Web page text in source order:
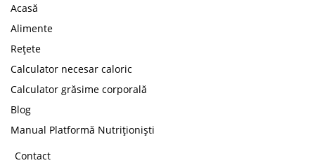
Acasă
Alimente
Rețete
Calculator necesar caloric
Calculator grăsime corporală
Blog
Manual Platformă Nutriționiști
Contact